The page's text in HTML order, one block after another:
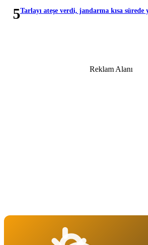
5Tarlayı ateşe verdi, jandarma kısa sürede
Reklam Alanı